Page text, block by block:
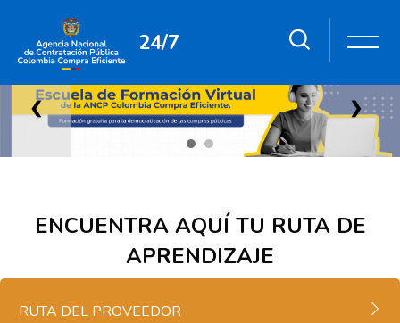
24/7
Salta al contenido principal
Salta [Cocoon] Custom HTML
❮ ❯
Salta [Cocoon] Custom HTML
Salta [Cocoon] Accordion
ENCUENTRA AQUÍ TU RUTA DE
APRENDIZAJE
RUTA DEL PROVEEDOR